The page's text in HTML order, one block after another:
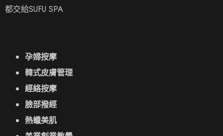
都交給SUFU SPA
孕婦按摩
韓式皮膚管理
經絡按摩
臉部撥經
熱蠟美肌